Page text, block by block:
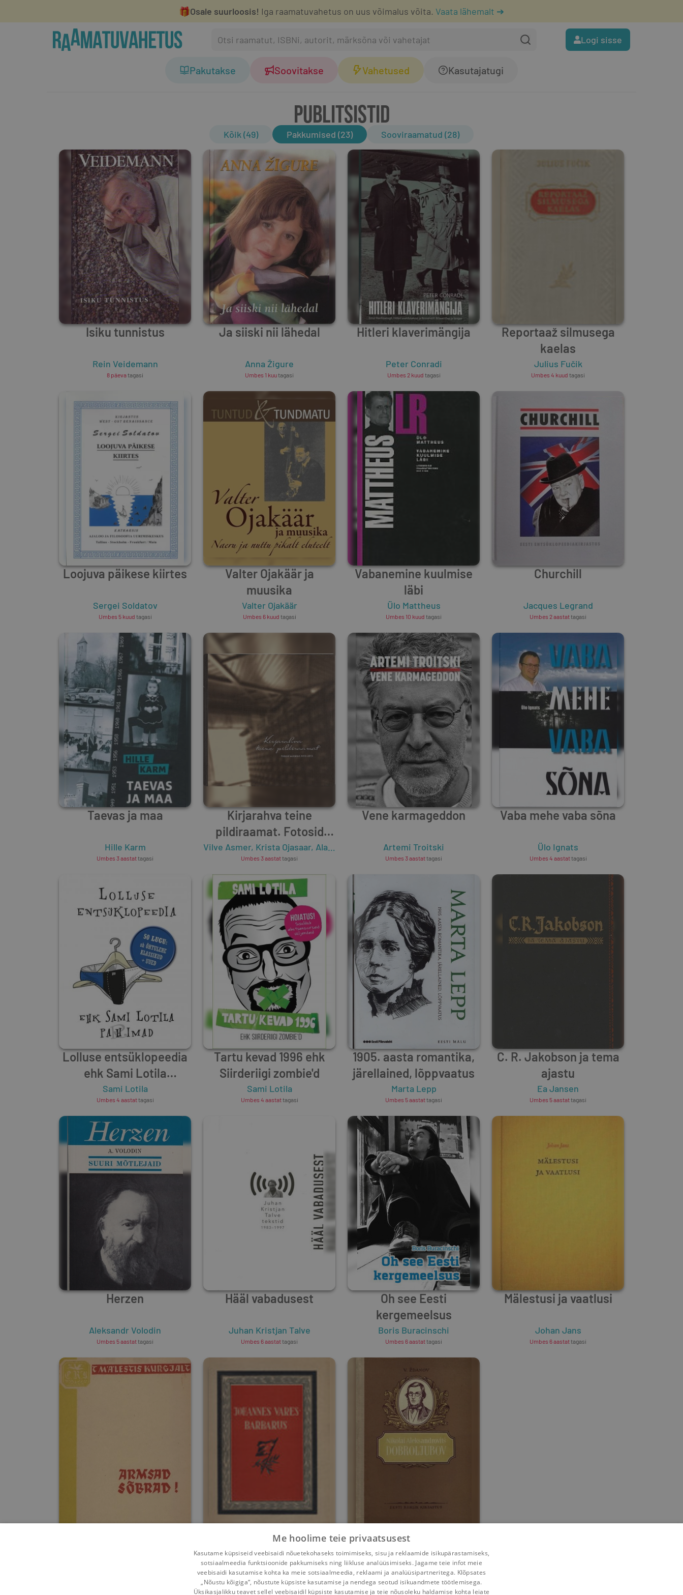
🎁Osale suurloosis! Iga raamatuvahetus on uus võimalus võita. Vaata lähemalt ➔
Logi sisse
Pakutakse Soovitakse Vahetused Kasutajatugi
PUBLITSISTID
Kõik (49) Pakkumised (23) Sooviraamatud (28)
Isiku tunnistus
Rein Veidemann
8 päevatagasi
Ja siiski nii lähedal
Anna Žigure
Umbes 1 kuutagasi
Hitleri klaverimängija
Peter Conradi
Umbes 2 kuud tagasi
Reportaaž silmusega
kaelas
Julius Fučik
Umbes 4 kuud tagasi
Loojuva päikese kiirtes
Sergei Soldatov
Umbes 5 kuud tagasi
Valter Ojakäär ja
muusika
Valter Ojakäär
Umbes 6 kuud tagasi
Vabanemine kuulmise
läbi
Ülo Mattheus
Umbes 10 kuud tagasi
Churchill
Jacques Legrand
Umbes 2 aastattagasi
Taevas ja maa
Hille Karm
Umbes 3 aastattagasi
Kirjarahva teine
pildiraamat. Fotosid
aastatest 2010-2013
Vilve Asmer, Krista Ojasaar, Alar Madisson
Umbes 3 aastattagasi
Vene karmageddon
Artemi Troitski
Umbes 3 aastattagasi
Vaba mehe vaba sõna
Ülo Ignats
Umbes 4 aastattagasi
Lolluse entsüklopeedia
ehk Sami Lotila
pa(r)himad
Sami Lotila
Umbes 4 aastattagasi
Tartu kevad 1996 ehk
Siirderiigi zombie'd
Sami Lotila
Umbes 4 aastattagasi
1905. aasta romantika,
järellained, lõppvaatus
Marta Lepp
Umbes 5 aastattagasi
C. R. Jakobson ja tema
ajastu
Ea Jansen
Umbes 5 aastattagasi
Herzen
Aleksandr Volodin
Umbes 5 aastattagasi
Hääl vabadusest
Juhan Kristjan Talve
Umbes 6 aastattagasi
Oh see Eesti
kergemeelsus
Boris Buracinschi
Umbes 6 aastattagasi
Mälestusi ja vaatlusi
Johan Jans
Umbes 6 aastattagasi
Johannes Vares-
Barbarus
Unknown Author
Umbes 7 aastat tagasi
Nikolai Aleksandrovitš
Dobroljubov
Vladimir Ždanov
Umbes 8 aastattagasi
Me hoolime teie privaatsusest
Kasutame küpsiseid veebisaidi nõuetekohaseks toimimiseks, sisu ja reklaamide isikupärastamiseks,
sotsiaalmeedia funktsioonide pakkumiseks ning liikluse analüüsimiseks. Jagame teie infot meie
veebisaidi kasutamise kohta ka meie sotsiaalmeedia, reklaami ja analüüsipartneritega. Klõpsates
„Nõustu kõigiga“, nõustute küpsiste kasutamise ja nendega seotud isikuandmete töötlemisega.
Üksikasjalikku teavet sellel veebisaidil küpsiste kasutamise ja teie nõusoleku haldamise kohta leiate